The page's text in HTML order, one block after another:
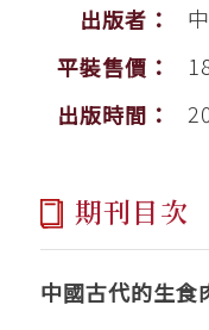
出版者：
平裝售價：
出版時間：
期刊目次
中國古代的生